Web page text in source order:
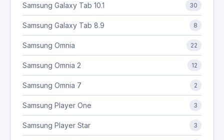
Samsung Galaxy Tab 10.1 30
Samsung Galaxy Tab 8.9 8
Samsung Omnia 22
Samsung Omnia 2 12
Samsung Omnia 7 2
Samsung Player One 3
Samsung Player Star 3